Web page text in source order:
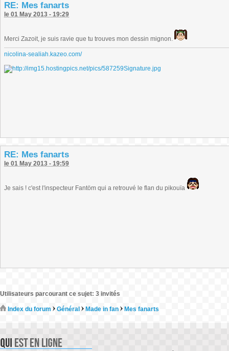
RE: Mes fanarts
le 01 May 2013 - 19:29
Merci Zazoit, je suis ravie que tu trouves mon dessin mignon.
nicolina-sealiah.kazeo.com/
RE: Mes fanarts
le 01 May 2013 - 19:59
Je sais ! c'est l'inspecteur Fantöm qui a retrouvé le flan du pikouïa
Utilisateurs parcourant ce sujet: 3 invités
Index du forum Général Made in fan Mes fanarts